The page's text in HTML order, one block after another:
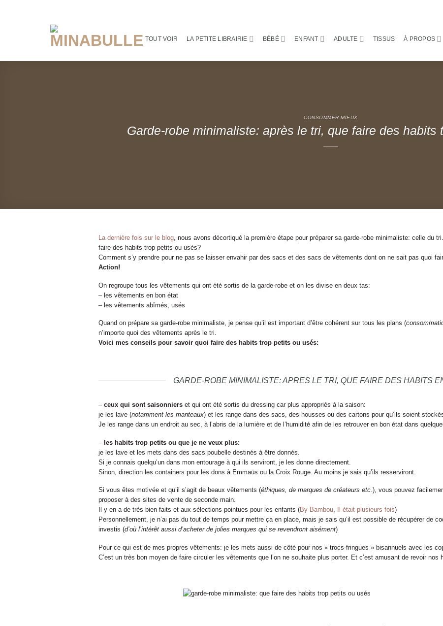
TOUT VOIR LA PETITE LIBRAIRIE BÉBÉ ENFANT ADULTE TISSUS À PROPOS
CONSOMMER MIEUX
Garde-robe minimaliste: après le tri, que faire des habits
La dernière fois sur le blog, nous avons décortiqué la première étape pour préparer sa garde-robe minimaliste: celle du
faire des habits trop petits ou usés?
Comment s’y prendre pour ne pas se laisser envahir par des sacs et des sacs de vêtements dont on ne sait pas quoi
Action!
On regroupe tous les vêtements qui ont été sortis de la garde-robe et on les divise en deux tas:
– les vêtements en bon état
– les vêtements abîmés, usés
Quand on prépare sa garde-robe minimaliste, je pense qu’il est important d’être cohérent sur tous les plans (
n’importe quoi des vêtements après le tri.
Voici mes conseils pour savoir quoi faire des habits trop petits ou usés:
GARDE-ROBE MINIMALISTE: APRES LE TRI, QUE FAIRE DES HABITS
– ceux qui sont saisonnierset qui ont été sortis du dressing car plus appropriés à la saison:
je les lave (notamment les manteaux) et les range dans des sacs, des housses ou des cartons pour qu’ils soient
Je les range dans un endroit au sec, à l’abris de la lumière et de l’humidité afin de les retrouver en bon état dans
– les habits trop petits ou que je ne veux plus:
je les lave et les mets dans des sacs poubelle destinés à être donnés.
Si je connais quelqu’un dans mon entourage à qui ils serviront, je les donne directement.
Sinon, direction les containers pour les dons à Emmaüs ou la Croix Rouge. Au moins je sais qu’ils resserviront.
Si vous êtes motivée et qu’il s’agit de beaux vêtements (éthiques, de marques de créateurs etc.), vous pouvez
proposer à des sites de vente de seconde main.
Il y en a de très bien faits et aux sélections pointues pour les enfants (By Bambou, Il était plusieurs fois)
Personnellement, je n’ai pas du tout de temps pour mettre ça en place, mais je sais qu’il est possible de récupérer de
investis (d’où l’intérêt aussi d’acheter de jolies marques qui se revendront aisément)
Pour ce qui est de mes propres vêtements: je les mets aussi de côté pour nos « trocs-fringues » bisannuels avec les
C’est un très bon moyen de faire circuler les vêtements que l’on ne souhaite plus porter. Et c’est amusant de revoir nos